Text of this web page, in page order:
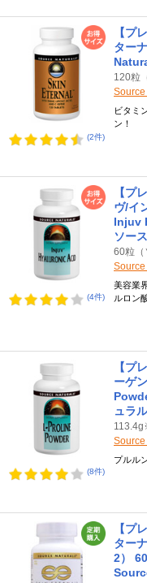
(2件)
【プ
ター
120粒
ビタミ
ン！
(4件)
【プ
ヴ/イ
Injuv
ソー
60粒
美容業
ルロン
(8件)
【プ
ーゲ
ュラ
プルル
【プ
ター
2）